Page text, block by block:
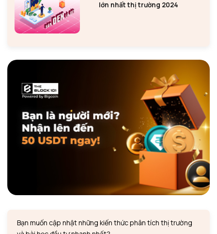
lớn nhất thị trường 2024
Bạn muốn cập nhật những kiến thức phân tích thị trường